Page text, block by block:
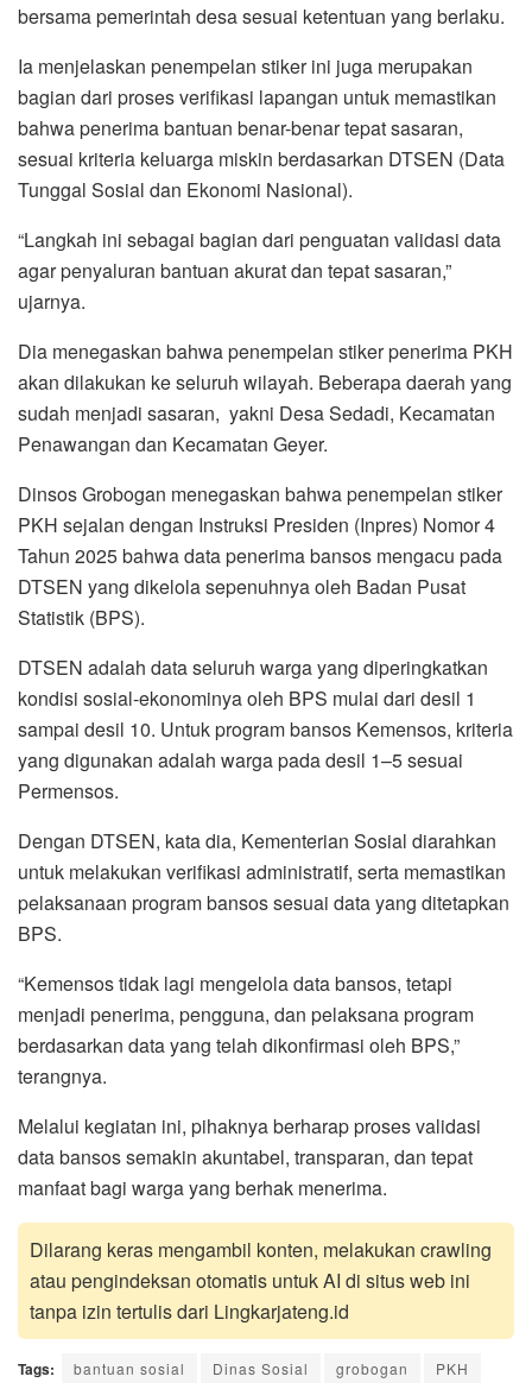
bersama pemerintah desa sesuai ketentuan yang berlaku.
Ia menjelaskan penempelan stiker ini juga merupakan
bagian dari proses verifikasi lapangan untuk memastikan
bahwa penerima bantuan benar-benar tepat sasaran,
sesuai kriteria keluarga miskin berdasarkan DTSEN (Data
Tunggal Sosial dan Ekonomi Nasional).
“Langkah ini sebagai bagian dari penguatan validasi data
agar penyaluran bantuan akurat dan tepat sasaran,”
ujarnya.
Dia menegaskan bahwa penempelan stiker penerima PKH
akan dilakukan ke seluruh wilayah. Beberapa daerah yang
sudah menjadi sasaran, yakni Desa Sedadi, Kecamatan
Penawangan dan Kecamatan Geyer.
Dinsos Grobogan menegaskan bahwa penempelan stiker
PKH sejalan dengan Instruksi Presiden (Inpres) Nomor 4
Tahun 2025 bahwa data penerima bansos mengacu pada
DTSEN yang dikelola sepenuhnya oleh Badan Pusat
Statistik (BPS).
DTSEN adalah data seluruh warga yang diperingkatkan
kondisi sosial-ekonominya oleh BPS mulai dari desil 1
sampai desil 10. Untuk program bansos Kemensos, kriteria
yang digunakan adalah warga pada desil 1–5 sesuai
Permensos.
Dengan DTSEN, kata dia, Kementerian Sosial diarahkan
untuk melakukan verifikasi administratif, serta memastikan
pelaksanaan program bansos sesuai data yang ditetapkan
BPS.
“Kemensos tidak lagi mengelola data bansos, tetapi
menjadi penerima, pengguna, dan pelaksana program
berdasarkan data yang telah dikonfirmasi oleh BPS,”
terangnya.
Melalui kegiatan ini, pihaknya berharap proses validasi
data bansos semakin akuntabel, transparan, dan tepat
manfaat bagi warga yang berhak menerima.
Dilarang keras mengambil konten, melakukan crawling
atau pengindeksan otomatis untuk AI di situs web ini
tanpa izin tertulis dari Lingkarjateng.id
Tags: bantuan sosial Dinas Sosial grobogan PKH